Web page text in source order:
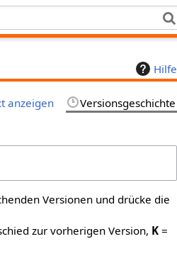
Hilfe
anzeigen Versionsgeschichte
Versionen und drücke die
zur vorherigen Version, K =